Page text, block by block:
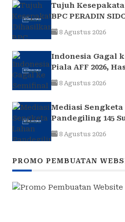
Tujuh
BPC PERADIN
Perkuat
DPRD
8 Agustus 2026
Indonesia Gagal
Piala AFF 2026,
Lawan Singapura
Perjalanan Garuda
8 Agustus 2026
Mediasi Sengketa
Pandegiling 145
Berakhir
Polrestabes
8 Agustus 2026
PROMO PEMBUATAN